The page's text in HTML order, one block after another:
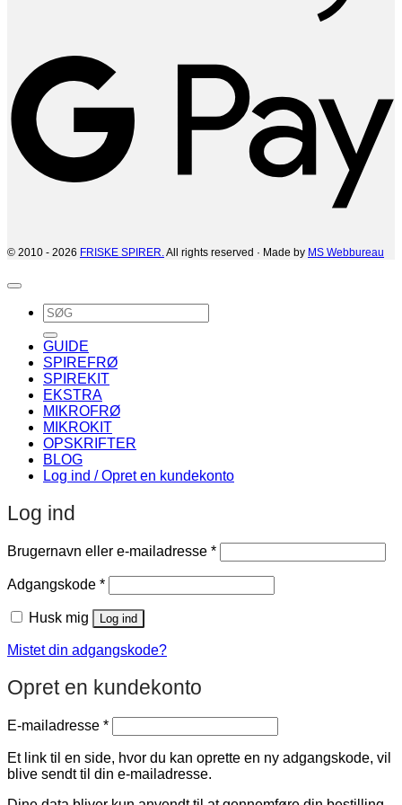
© 2010 - 2026 FRISKE SPIRER. All rights reserved · Made by MS Webbureau
Søg
efter:
GUIDE
SPIREFRØ
SPIREKIT
EKSTRA
MIKROFRØ
MIKROKIT
OPSKRIFTER
BLOG
Log ind / Opret en kundekonto
Log ind
Brugernavn eller e-mailadresse *Påkrævet
Adgangskode *Påkrævet
Husk mig Log ind
Mistet din adgangskode?
Opret en kundekonto
E-mailadresse *Påkrævet
Et link til en side, hvor du kan oprette en ny adgangskode, vil
blive sendt til din e-mailadresse.
Dine data bliver kun anvendt til at gennemføre din bestilling